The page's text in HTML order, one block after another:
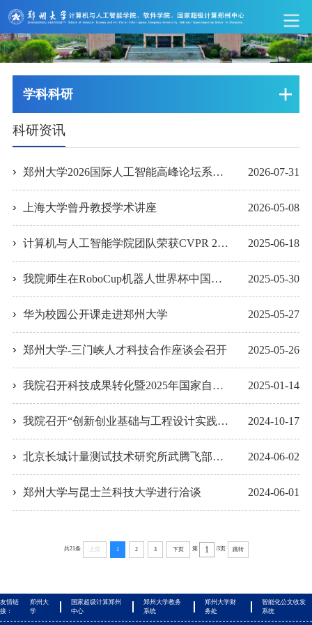
学科科研
科研资讯
郑州大学2026国际人工智能高峰论坛系列学术活动成功举办 2026-07-31
上海大学曾丹教授学术讲座 2026-05-08
计算机与人工智能学院团队荣获CVPR 2025跨域少样本目标检测挑战赛冠军 2025-06-18
我院师生在RoboCup机器人世界杯中国赛中再获佳绩 2025-05-30
华为校园公开课走进郑州大学 2025-05-27
郑州大学-三门峡人才科技合作座谈会召开 2025-05-26
我院召开科技成果转化暨2025年国家自然科学基金申报工作推进会 2025-01-14
我院召开“创新创业基础与工程设计实践”课程改革推进会 2024-10-17
北京长城计量测试技术研究所武腾飞部长一行到我院调研 2024-06-02
郑州大学与昆士兰科技大学进行洽谈 2024-06-01
共21条 上页 1 2 3 下页 第 /3页 跳转
友情链
接：
郑州大
学
国家超级计算郑州
中心
郑州大学教务
系统
郑州大学财
务处
智能化公文收发
系统